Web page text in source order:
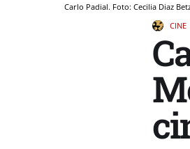
Carlo Padial. Foto: Cecilia Diaz
CINE